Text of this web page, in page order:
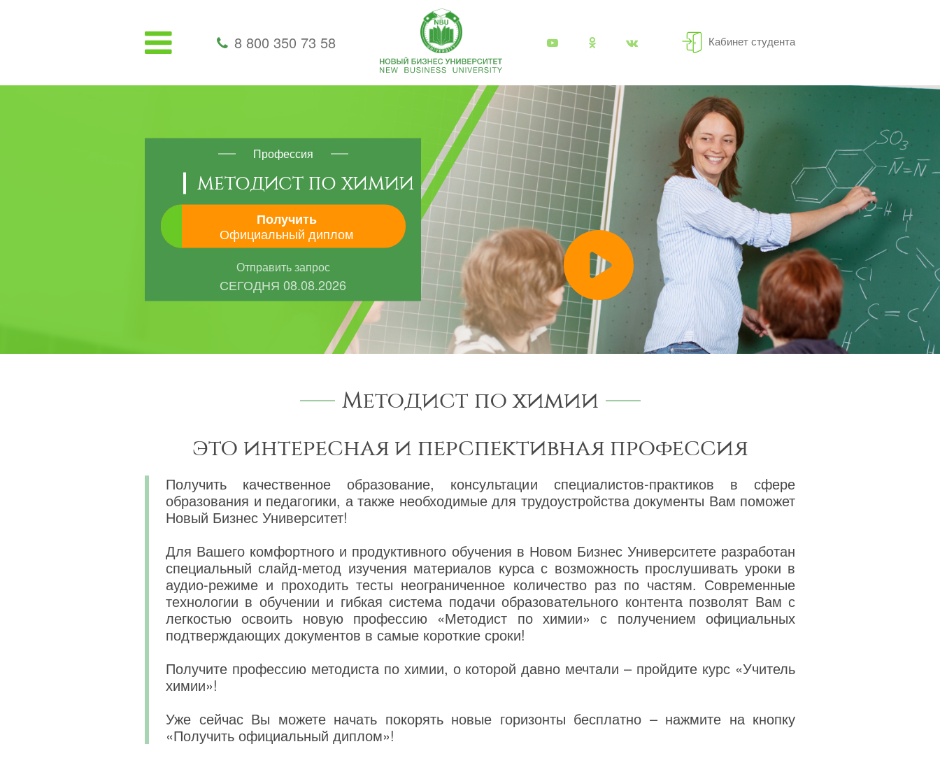
8 800 350 73 58 Кабинет студента
Профессия
МЕТОДИСТ ПО ХИМИИ
Получить
Официальный диплом
Отправить запрос
СЕГОДНЯ 08.08.2026
Методист по химии
это интересная и перспективная профессия
Получить качественное образование, консультации специалистов-практиков в сфере
образования и педагогики, а также необходимые для трудоустройства документы Вам поможет
Новый Бизнес Университет!
Для Вашего комфортного и продуктивного обучения в Новом Бизнес Университете разработан
специальный слайд-метод изучения материалов курса с возможность прослушивать уроки в
аудио-режиме и проходить тесты неограниченное количество раз по частям. Современные
технологии в обучении и гибкая система подачи образовательного контента позволят Вам с
легкостью освоить новую профессию «Методист по химии» с получением официальных
подтверждающих документов в самые короткие сроки!
Получите профессию методиста по химии, о которой давно мечтали – пройдите курс «Учитель
химии»!
Уже сейчас Вы можете начать покорять новые горизонты бесплатно – нажмите на кнопку
«Получить официальный диплом»!